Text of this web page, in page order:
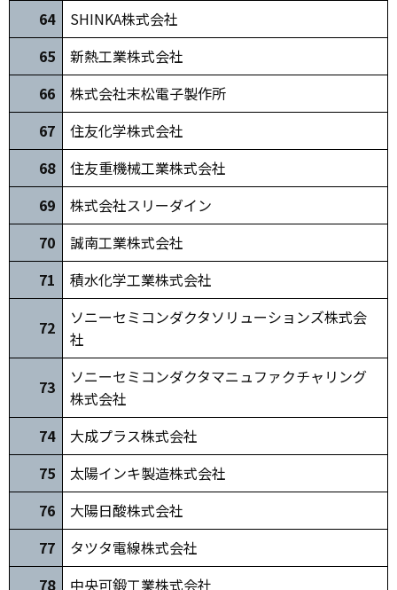
64
SHINKA株式会社
65
新熱工業株式会社
66
株式会社末松電子製作所
67
住友化学株式会社
68
住友重機械工業株式会社
69
株式会社スリーダイン
70
誠南工業株式会社
71
積水化学工業株式会社
72
ソニーセミコンダクタソリューションズ株式会
社
73
ソニーセミコンダクタマニュファクチャリング
株式会社
74
大成プラス株式会社
75
太陽インキ製造株式会社
76
大陽日酸株式会社
77
タツタ電線株式会社
78
中央可鍛工業株式会社